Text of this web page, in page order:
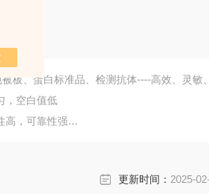
被板、蛋白标准品、检测抗体----高效、灵敏
，空白值低
高，可靠性强
血管生成素、动脉粥样硬化因子、趋化因
更新时间： 2025-